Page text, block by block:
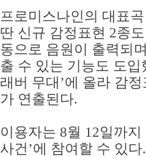
프로미스나인의 대표
딴 신규 감정표현 2종
동으로 음원이 출력되
출 수 있는 기능도 도
래버 무대’에 올라 감
가 연출된다.
이용자는 8월 12일까
사건’에 참여할 수 있